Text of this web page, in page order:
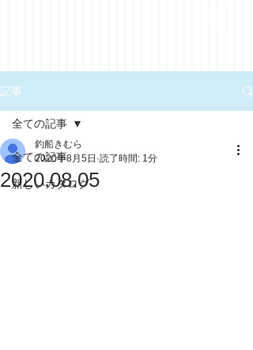
記事
全ての記事
新しいカタログ
全ての記事
2020.08.05
釣船きむら
2020年8月5日 読了時間: 1分